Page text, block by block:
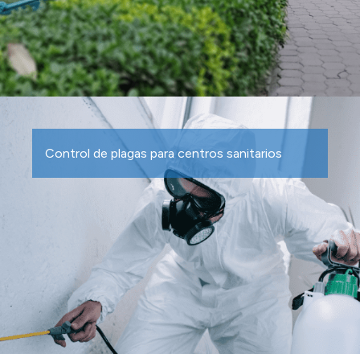
Control de plagas para centros sanitarios